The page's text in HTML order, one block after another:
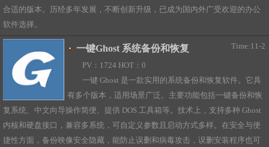
合适的版本。历经多年发展，不断创新升级，已成为国内外广受欢迎的办公
软件选择。
一键Ghost 系统备份和恢复 Time:11-2
PV：1724 HOT：0
一键 Ghost 是一款实用的系统备份和恢复软件。它具
有多个版本，适用场景广泛。主要功能包括一键备份和恢
复系统、中文向导操作简便、提供 DOS 工具箱等。技术上，支持多种 Ghost
内核和硬盘接口，兼容多系统，可自定义参数且启动方式多样。在安全与便
捷性方面，备份映像安全隐藏，能防止误删和病毒攻击，误删安装程序也可